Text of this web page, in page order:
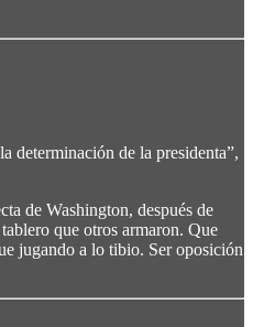
determinación de la presidenta”,
de Washington, después de
que otros armaron. Que
jugando a lo tibio. Ser oposición